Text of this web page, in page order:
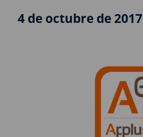
4 de octubre de 2017